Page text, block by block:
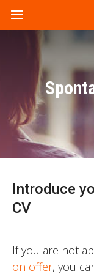
Introduce
CV
If you are not
on offer, you